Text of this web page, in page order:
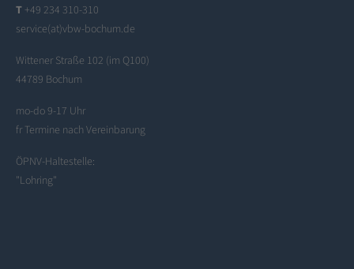
T +49 234 310-310
service(at)vbw-bochum.de
Wittener Straße 102 (im Q100)
44789 Bochum
mo-do 9-17 Uhr
fr Termine nach Vereinbarung
ÖPNV-Haltestelle:
"Lohring"